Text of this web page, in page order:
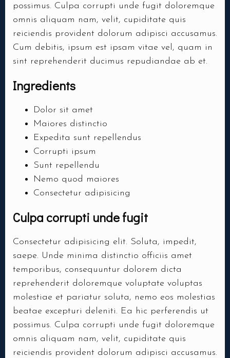
possimus. Culpa corrupti unde fugit doloremque
omnis aliquam nam, velit, cupiditate quis
reiciendis provident dolorum adipisci accusamus.
Cum debitis, ipsum est ipsam vitae vel, quam in
sint reprehenderit ducimus repudiandae ab et.
Ingredients
Dolor sit amet
Maiores distinctio
Expedita sunt repellendus
Corrupti ipsum
Sunt repellendu
Nemo quod maiores
Consectetur adipisicing
Culpa corrupti unde fugit
Consectetur adipisicing elit. Soluta, impedit,
saepe. Unde minima distinctio officiis amet
temporibus, consequuntur dolorem dicta
reprehenderit doloremque voluptate voluptas
molestiae et pariatur soluta, nemo eos molestias
beatae excepturi deleniti. Ea hic perferendis ut
possimus. Culpa corrupti unde fugit doloremque
omnis aliquam nam, velit, cupiditate quis
reiciendis provident dolorum adipisci accusamus.